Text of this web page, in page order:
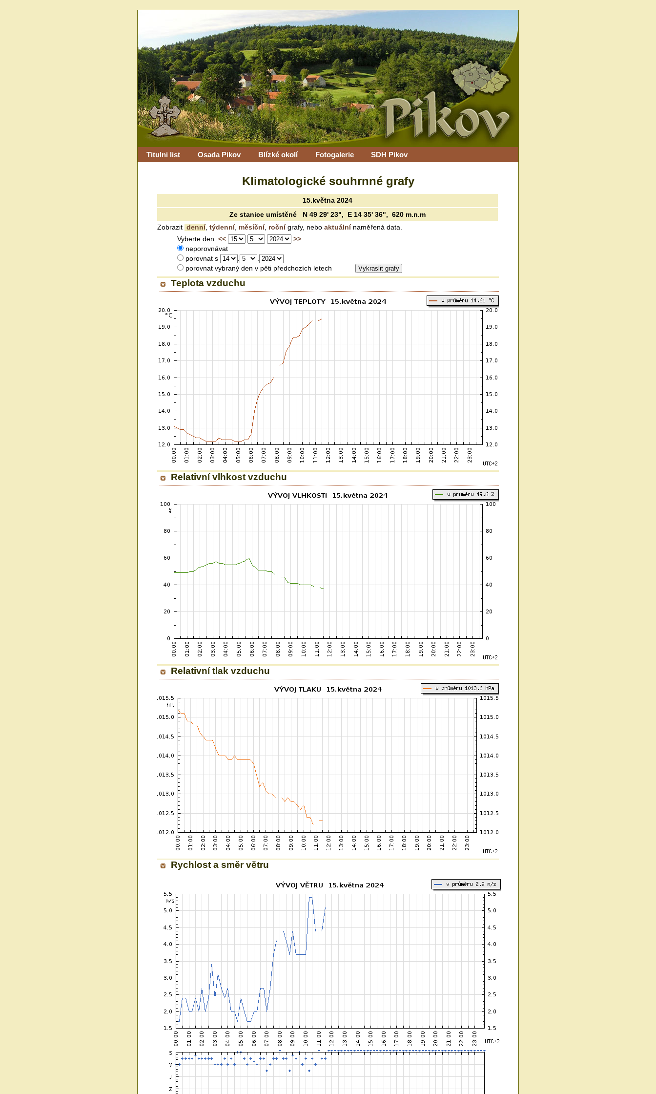
Titulni list Osada Pikov Blízké okolí Fotogalerie SDH Pikov
Klimatologické souhrnné grafy
15.května 2024
Ze stanice umístěné N 49 29' 23", E 14 35' 36", 620 m.n.m
Zobrazit denní týdenní měsíční roční grafy, nebo aktuální naměřená data.
Vyberte den <<
>>
neporovnávat
porovnat s
porovnat vybraný den v pěti předchozích letech
Teplota vzduchu
Relativní vlhkost vzduchu
Relativní tlak vzduchu
Rychlost a směr větru